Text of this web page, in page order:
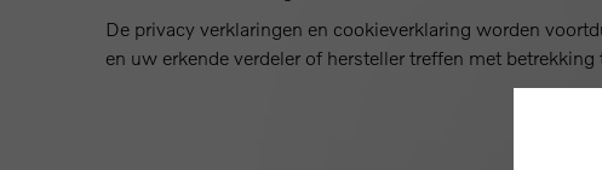
De privacy verklaringen en cookieverklaring worden
en uw erkende verdeler of hersteller treffen met